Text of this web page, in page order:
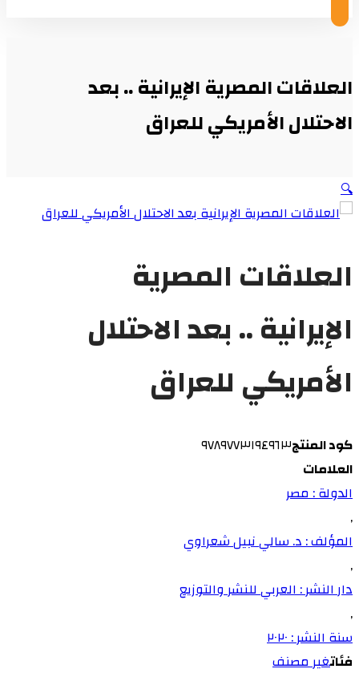
العلاقات المصرية الإيرانية .. بعد
الاحتلال الأمريكي للعراق
🔍
العلاقات المصرية
الإيرانية .. بعد الاحتلال
الأمريكي للعراق
كود المنتج٩٧٨٩٧٧٣١٩٤٩٦٣
العلامات
الدولة : مصر
,
المؤلف : د. سالي نبيل شعراوي
,
دار النشر : العربي للنشر والتوزيع
,
سنة النشر : ٢٠٢٠
فئاتغير مصنف